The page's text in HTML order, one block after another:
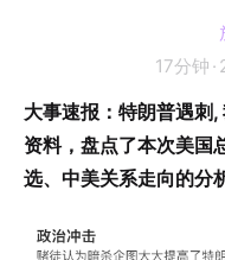
17分钟 ·
大事速报：特朗普遇刺
资料，盘点了本次美国
选、中美关系走向的分